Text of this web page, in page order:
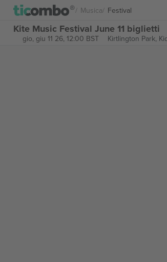
Musica Festival
Kite Music Festival June 11 biglietti
gio, giu 11 26, 12:00 BST Kirtlington Park,